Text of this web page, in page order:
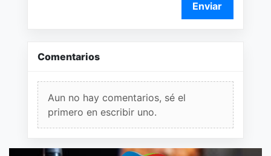
Enviar
Comentarios
Aun no hay comentarios, sé el
primero en escribir uno.